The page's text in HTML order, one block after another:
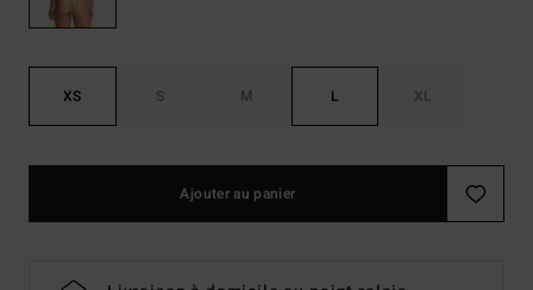
XS S M L XL
Ajouter au panier